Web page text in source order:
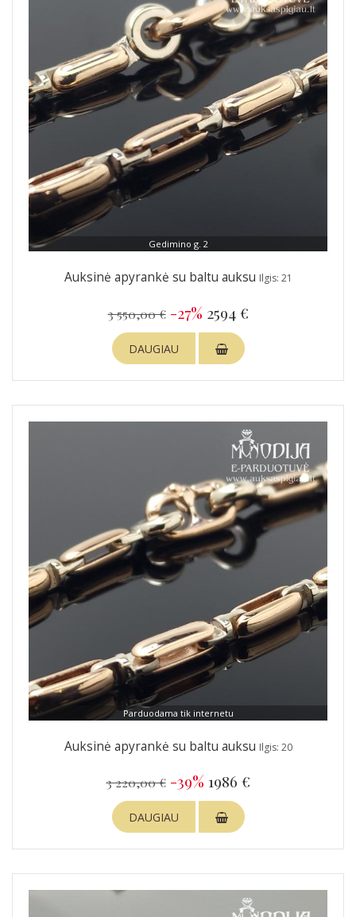
Gedimino g. 2
Auksinė apyrankė su baltu auksu Ilgis: 21
3 550,00 € -27% 2594 €
DAUGIAU
Parduodama tik internetu
Auksinė apyrankė su baltu auksu Ilgis: 20
3 220,00 € -39% 1986 €
DAUGIAU